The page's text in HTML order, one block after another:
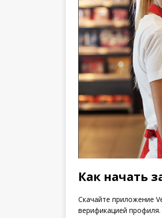
Как начать
Скачайте приложение
верификацией